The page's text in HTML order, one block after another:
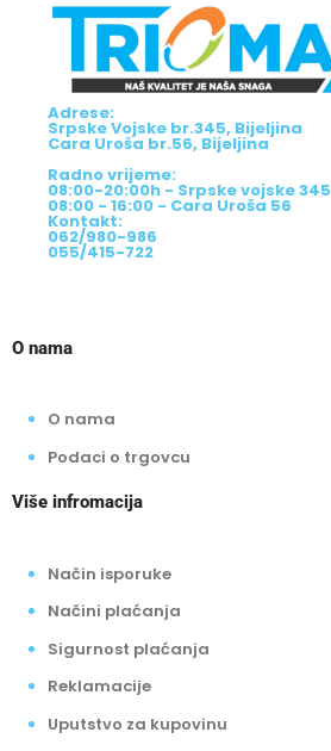
Adrese:
Srpske Vojske br.345, Bijeljina
Cara Uroša br.56, Bijeljina
Radno vrijeme:
08:00-20:00h - Srpske vojske 345
08:00 - 16:00 - Cara Uroša 56
Kontakt:
062/980-986
055/415-722
O nama
O nama
Podaci o trgovcu
Više infromacija
Način isporuke
Načini plaćanja
Sigurnost plaćanja
Reklamacije
Uputstvo za kupovinu